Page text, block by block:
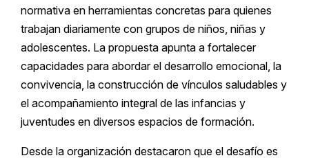
normativa en herramientas concretas para quienes
trabajan diariamente con grupos de niños, niñas y
adolescentes. La propuesta apunta a fortalecer
capacidades para abordar el desarrollo emocional, la
convivencia, la construcción de vínculos saludables y
el acompañamiento integral de las infancias y
juventudes en diversos espacios de formación.
Desde la organización destacaron que el desafío es